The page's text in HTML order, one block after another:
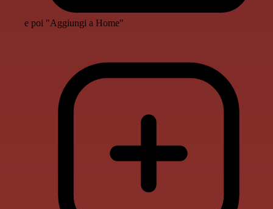
e poi "Aggiungi a Home"